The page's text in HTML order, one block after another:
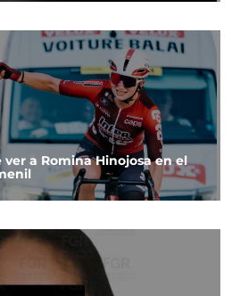
a Romina Hinojosa en el